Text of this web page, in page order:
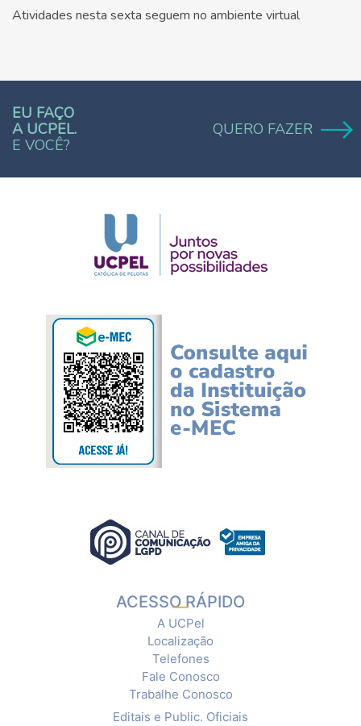
Atividades nesta sexta seguem no ambiente virtual
EU FAÇO
A UCPEL.
E VOCÊ?
QUERO FAZER
ACESSO RÁPIDO
A UCPel
Localização
Telefones
Fale Conosco
Trabalhe Conosco
Editais e Public. Oficiais